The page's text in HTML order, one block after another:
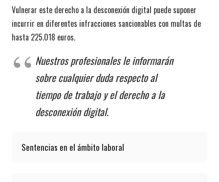
Vulnerar este derecho a la desconexión digital puede suponer
incurrir en diferentes infracciones sancionables con multas de
hasta 225.018 euros.
Nuestros profesionales le informarán
sobre cualquier duda respecto al
tiempo de trabajo y el derecho a la
desconexión digital.
Sentencias en el ámbito laboral